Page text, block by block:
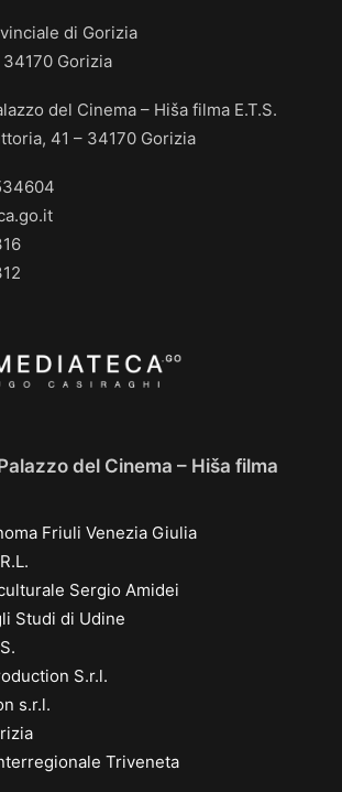
di Gorizia
Gorizia
del Cinema – Hiša filma E.T.S.
41 – 34170 Gorizia
del Cinema – Hiša filma
Friuli Venezia Giulia
Sergio Amidei
Studi di Udine
S.r.l.
s.r.l.
Triveneta